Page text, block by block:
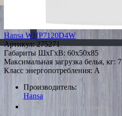
Hansa WHP7120D4W
Артикул:275271
Габариты ШxГxВ: 60x50x85
Максимальная загрузка белья, кг: 7
Класс энергопотребления: A
Производитель:
Hansa
*Наличие уточняйте у менеджера